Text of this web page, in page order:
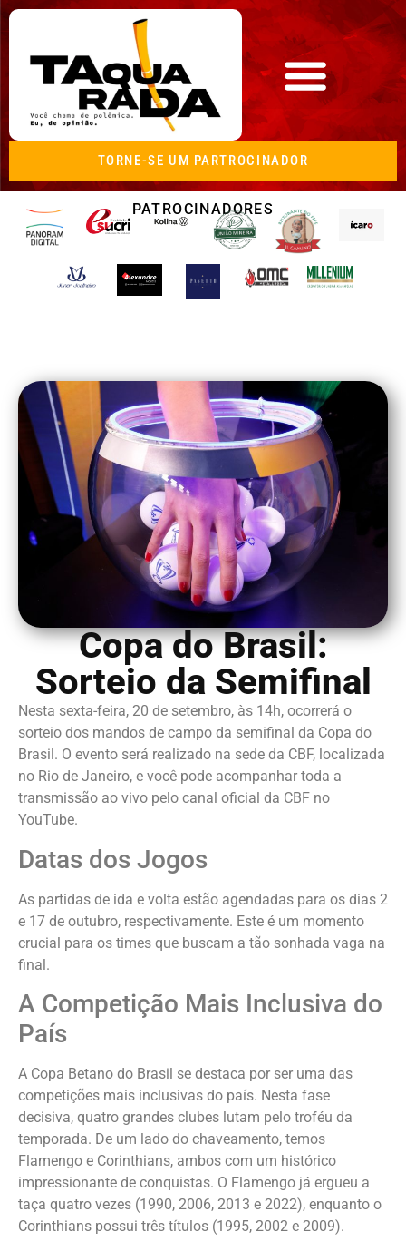
TORNE-SE UM PARTROCINADOR
PATROCINADORES
Copa do Brasil:
Sorteio da Semifinal
Nesta sexta-feira, 20 de setembro, às 14h, ocorrerá o
sorteio dos mandos de campo da semifinal da Copa do
Brasil. O evento será realizado na sede da CBF, localizada
no Rio de Janeiro, e você pode acompanhar toda a
transmissão ao vivo pelo canal oficial da CBF no
YouTube.
Datas dos Jogos
As partidas de ida e volta estão agendadas para os dias 2
e 17 de outubro, respectivamente. Este é um momento
crucial para os times que buscam a tão sonhada vaga na
final.
A Competição Mais Inclusiva do
País
A Copa Betano do Brasil se destaca por ser uma das
competições mais inclusivas do país. Nesta fase
decisiva, quatro grandes clubes lutam pelo troféu da
temporada. De um lado do chaveamento, temos
Flamengo e Corinthians, ambos com um histórico
impressionante de conquistas. O Flamengo já ergueu a
taça quatro vezes (1990, 2006, 2013 e 2022), enquanto o
Corinthians possui três títulos (1995, 2002 e 2009).